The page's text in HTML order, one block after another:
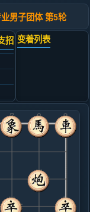
男子团体 第5轮
招 变着列表